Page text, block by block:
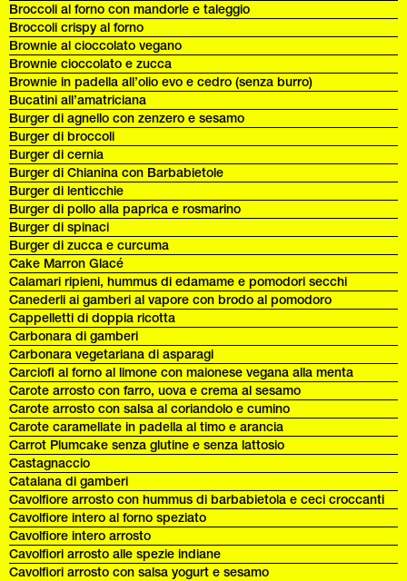
Broccoli al forno con mandorle e taleggio
Broccoli crispy al forno
Brownie al cioccolato vegano
Brownie cioccolato e zucca
Brownie in padella all’olio evo e cedro (senza burro)
Bucatini all’amatriciana
Burger di agnello con zenzero e sesamo
Burger di broccoli
Burger di cernia
Burger di Chianina con Barbabietole
Burger di lenticchie
Burger di pollo alla paprica e rosmarino
Burger di spinaci
Burger di zucca e curcuma
Cake Marron Glacé
Calamari ripieni, hummus di edamame e pomodori secchi
Canederli ai gamberi al vapore con brodo al pomodoro
Cappelletti di doppia ricotta
Carbonara di gamberi
Carbonara vegetariana di asparagi
Carciofi al forno al limone con maionese vegana alla menta
Carote arrosto con farro, uova e crema al sesamo
Carote arrosto con salsa al coriandolo e cumino
Carote caramellate in padella al timo e arancia
Carrot Plumcake senza glutine e senza lattosio
Castagnaccio
Catalana di gamberi
Cavolfiore arrosto con hummus di barbabietola e ceci croccanti
Cavolfiore intero al forno speziato
Cavolfiore intero arrosto
Cavolfiori arrosto alle spezie indiane
Cavolfiori arrosto con salsa yogurt e sesamo